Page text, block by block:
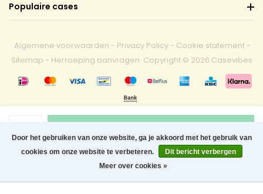
0
Populaire cases
Algemene voorwaarden - Privacy Policy - Cookie statement -
Sitemap - Herroeping aanvragen Copyright © 2026 Casevibes
Door het gebruiken van onze website, ga je akkoord met het gebruik van
cookies om onze website te verbeteren.
Dit bericht verbergen
Meer over cookies »